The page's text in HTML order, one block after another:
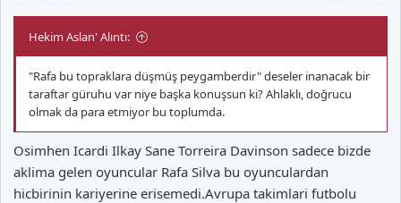
Hekim Aslan' Alıntı:
"Rafa bu topraklara düşmüş peygamberdir" deseler inanacak bir
taraftar güruhu var niye başka konuşsun ki? Ahlaklı, doğrucu
olmak da para etmiyor bu toplumda.
Osimhen Icardi Ilkay Sane Torreira Davinson sadece bizde
aklima gelen oyuncular Rafa Silva bu oyunculardan
hicbirinin kariyerine erisemedi.Avrupa takimlari futbolu